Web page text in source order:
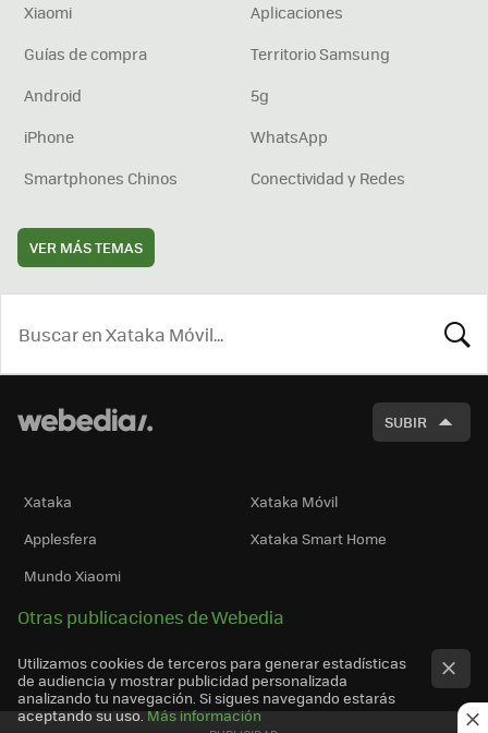
Xiaomi
Aplicaciones
Guías de compra
Territorio Samsung
Android
5g
iPhone
WhatsApp
Smartphones Chinos
Conectividad y Redes
VER MÁS TEMAS
SUBIR
Xataka
Xataka Móvil
Applesfera
Xataka Smart Home
Mundo Xiaomi
Otras publicaciones de Webedia
Utilizamos cookies de terceros para generar estadísticas
de audiencia y mostrar publicidad personalizada
analizando tu navegación. Si sigues navegando estarás
aceptando su uso. Más información